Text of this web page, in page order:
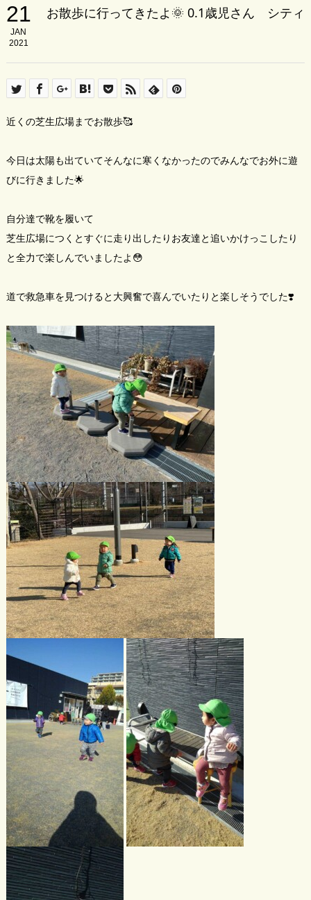
21
JAN
2021
お散歩に行ってきたよ🌞 0.1歳児さん シティ
近くの芝生広場までお散歩🥰
今日は太陽も出ていてそんなに寒くなかったのでみんなでお外に遊
びに行きました🌟
自分達で靴を履いて
芝生広場につくとすぐに走り出したりお友達と追いかけっこしたり
と全力で楽しんでいましたよ😳
道で救急車を見つけると大興奮で喜んでいたりと楽しそうでした❣️